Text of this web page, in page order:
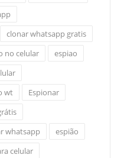
clonar whatsapp gratis
no celular
espiao
wt
Espionar
whatsapp
espião
celular